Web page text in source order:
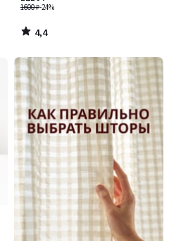
1600 ₽-24%
4,4
/
-